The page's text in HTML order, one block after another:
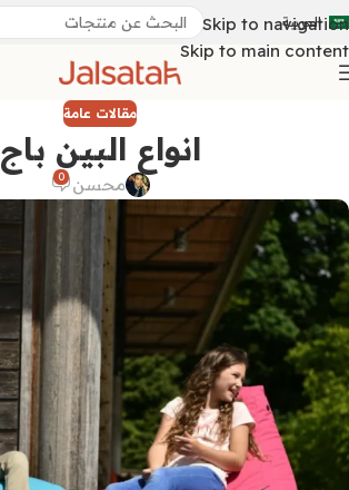
Skip to navigation
Skip to main content
العربية
مقالات عامة
انواع البين باج
محسن 0